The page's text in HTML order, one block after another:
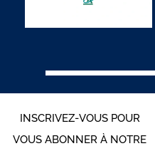
INSCRIVEZ-VOUS POUR
VOUS ABONNER À NOTRE